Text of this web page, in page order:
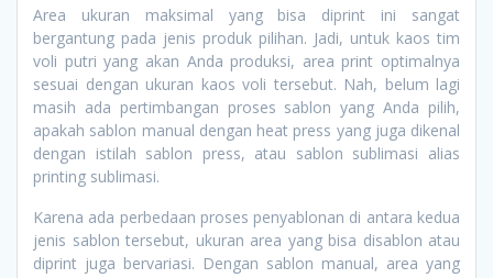
Area ukuran maksimal yang bisa diprint ini sangat
bergantung pada jenis produk pilihan. Jadi, untuk kaos tim
voli putri yang akan Anda produksi, area print optimalnya
sesuai dengan ukuran kaos voli tersebut. Nah, belum lagi
masih ada pertimbangan proses sablon yang Anda pilih,
apakah sablon manual dengan heat press yang juga dikenal
dengan istilah sablon press, atau sablon sublimasi alias
printing sublimasi.
Karena ada perbedaan proses penyablonan di antara kedua
jenis sablon tersebut, ukuran area yang bisa disablon atau
diprint juga bervariasi. Dengan sablon manual, area yang